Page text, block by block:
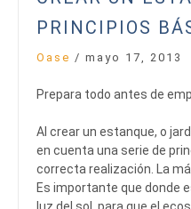
PRINCIPIOS
Oase / mayo 17, 2013
Prepara todo antes de
Al crear un estanque, o
en cuenta una serie de
correcta realización. La
Es importante que donde